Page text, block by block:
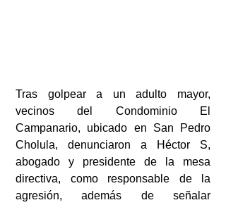
Tras golpear a un adulto mayor,
vecinos del Condominio El
Campanario, ubicado en San Pedro
Cholula, denunciaron a Héctor S,
abogado y presidente de la mesa
directiva, como responsable de la
agresión, además de señalar